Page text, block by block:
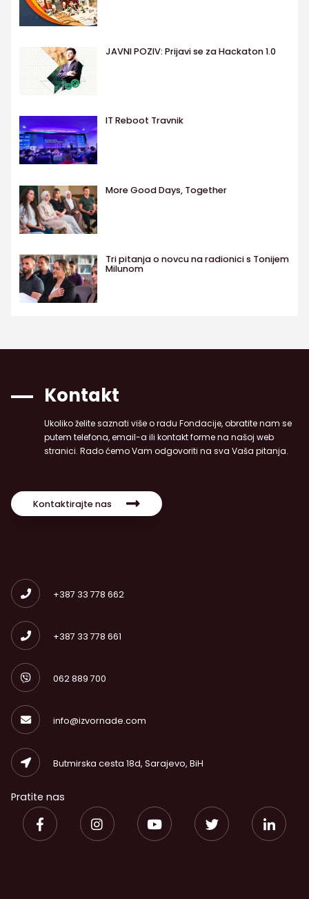
JAVNI POZIV: Prijavi se za Hackaton 1.0
IT Reboot Travnik
More Good Days, Together
Tri pitanja o novcu na radionici s Tonijem
Milunom
Kontakt
Ukoliko želite saznati više o radu Fondacije, obratite nam se
putem telefona, email-a ili kontakt forme na našoj web
stranici. Rado ćemo Vam odgovoriti na sva Vaša pitanja.
Kontaktirajte nas
+387 33 778 662
+387 33 778 661
062 889 700
info@izvornade.com
Butmirska cesta 18d, Sarajevo, BiH
Pratite nas